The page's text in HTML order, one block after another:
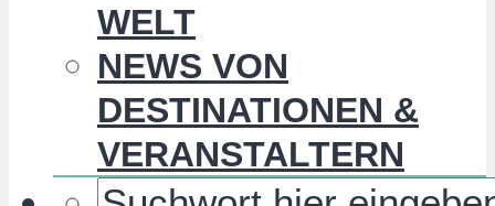
WELT
NEWS VON
DESTINATIONEN &
VERANSTALTERN